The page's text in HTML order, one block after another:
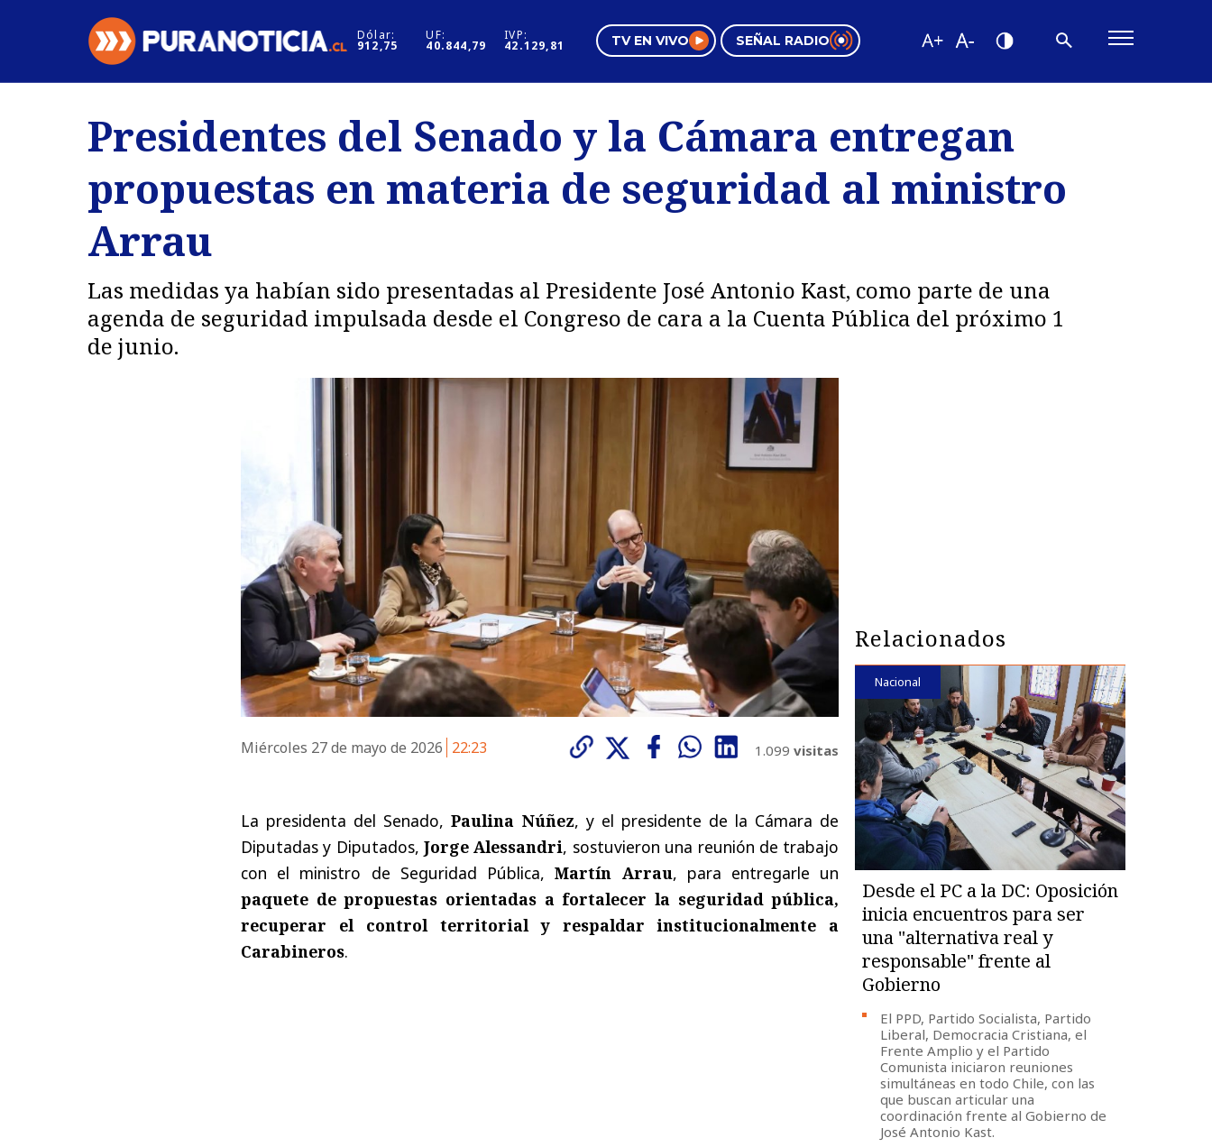
Dólar:
912,75
UF:
40.844,79
IVP:
42.129,81 TV EN VIVO SEÑAL RADIO
Regiones
Deportes
Internacional
Motores
Negocios
Pura Mujer
Tendencias
Videos
Presidentes del Senado y la Cámara entregan
propuestas en materia de seguridad al ministro
Arrau
Las medidas ya habían sido presentadas al Presidente José Antonio Kast, como parte de una
agenda de seguridad impulsada desde el Congreso de cara a la Cuenta Pública del próximo 1
de junio.
Miércoles 27 de mayo de 2026 22:23 1.099 visitas
La presidenta del Senado,Paulina Núñez, y el presidente de la Cámara de
Diputadas y Diputados,Jorge Alessandri, sostuvieron una reunión de trabajo
con el ministro de Seguridad Pública,Martín Arrau, para entregarle un
paquete de propuestas orientadas a fortalecer la seguridad pública,
recuperar el control territorial y respaldar institucionalmente a
Carabineros.
Relacionados
Nacional
Desde el PC a la DC: Oposición
inicia encuentros para ser
una "alternativa real y
responsable" frente al
Gobierno
El PPD, Partido Socialista, Partido
Liberal, Democracia Cristiana, el
Frente Amplio y el Partido
Comunista iniciaron reuniones
simultáneas en todo Chile, con las
que buscan articular una
coordinación frente al Gobierno de
José Antonio Kast.